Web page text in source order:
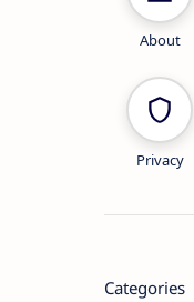
About
Privacy
Categories